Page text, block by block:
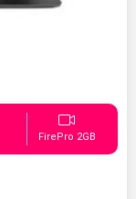
FirePro 2GB